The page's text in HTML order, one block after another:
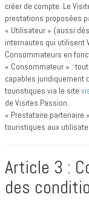
créer de compte. Le
prestations proposées
« Utilisateur » (aussi
internautes qui utilisent
Consommateurs en
« Consommateur » :
capables juridiquement
touristiques via le site
de Visites Passion.
« Prestataire partenaire
touristiques aux
Article 3 :
des